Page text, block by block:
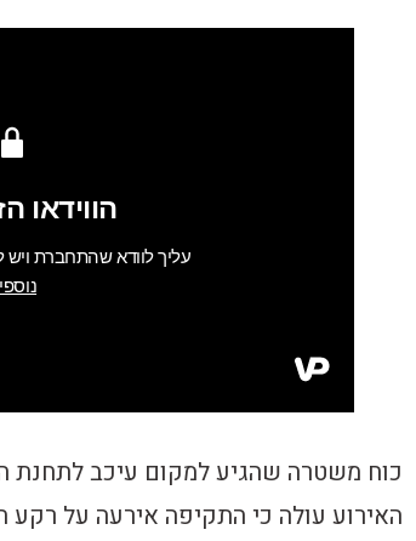
האירוע עולה כי התקיפה אירעה על